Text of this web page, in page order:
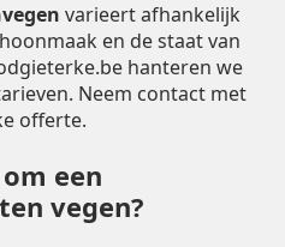
varieert afhankelijk
en de staat van
hanteren we
Neem contact met
offerte.
een
vegen?